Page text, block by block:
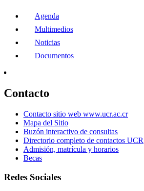
Agenda
Multimedios
Noticias
Documentos
Contacto
Contacto sitio web www.ucr.ac.cr
Mapa del Sitio
Buzón interactivo de consultas
Directorio completo de contactos UCR
Admisión, matrícula y horarios
Becas
Redes Sociales